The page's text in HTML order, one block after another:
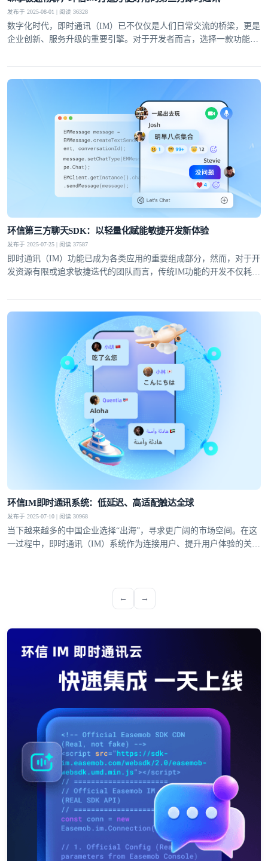
发布于 2025-08-01 | 阅读 36328
数字化时代，即时通讯（IM）已不仅仅是人们日常交流的桥梁，更是
企业创新、服务升级的重要引擎。对于开发者而言，选择一款功能完
效率，降低运维成本。
环信第三方聊天SDK：以轻量化赋能敏捷开发新体验
发布于 2025-07-25 | 阅读 37587
即时通讯（IM）功能已成为各类应用的重要组成部分，然而，对于开
发资源有限或追求敏捷迭代的团队而言，传统IM功能的开发不仅耗时
环信IM即时通讯系统：低延迟、高适配触达全球
发布于 2025-07-10 | 阅读 30968
当下越来越多的中国企业选择“出海”，寻求更广阔的市场空间。在这
一过程中，即时通讯（IM）系统作为连接用户、提升用户体验的关键
←
→
我已阅读并同意通讯云服务条款和通讯云隐私政策
不了，谢谢
登录即时通讯云
登录客服云